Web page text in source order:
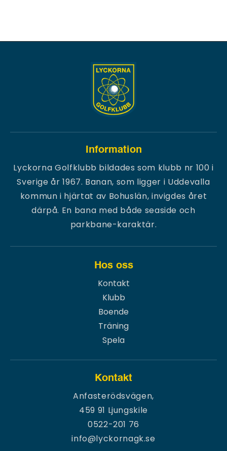
Information
Lyckorna Golfklubb bildades som klubb nr 100 i
Sverige år 1967. Banan, som ligger i Uddevalla
kommun i hjärtat av Bohuslän, invigdes året
därpå. En bana med både seaside och
parkbane-karaktär.
Hos oss
Kontakt
Klubb
Boende
Träning
Spela
Kontakt
Anfasterödsvägen,
459 91 Ljungskile
0522-201 76
info@lyckornagk.se